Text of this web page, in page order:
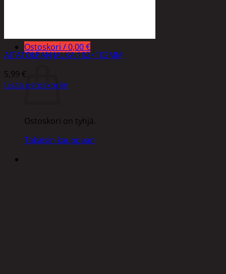
Ostoskori /0,00€
Ostoskori
Ostoskori on tyhjä.
Takaisin kauppaan
AITATOLPAN JALKA 102×102MM
5,99 €
Lisää ostoskoriin